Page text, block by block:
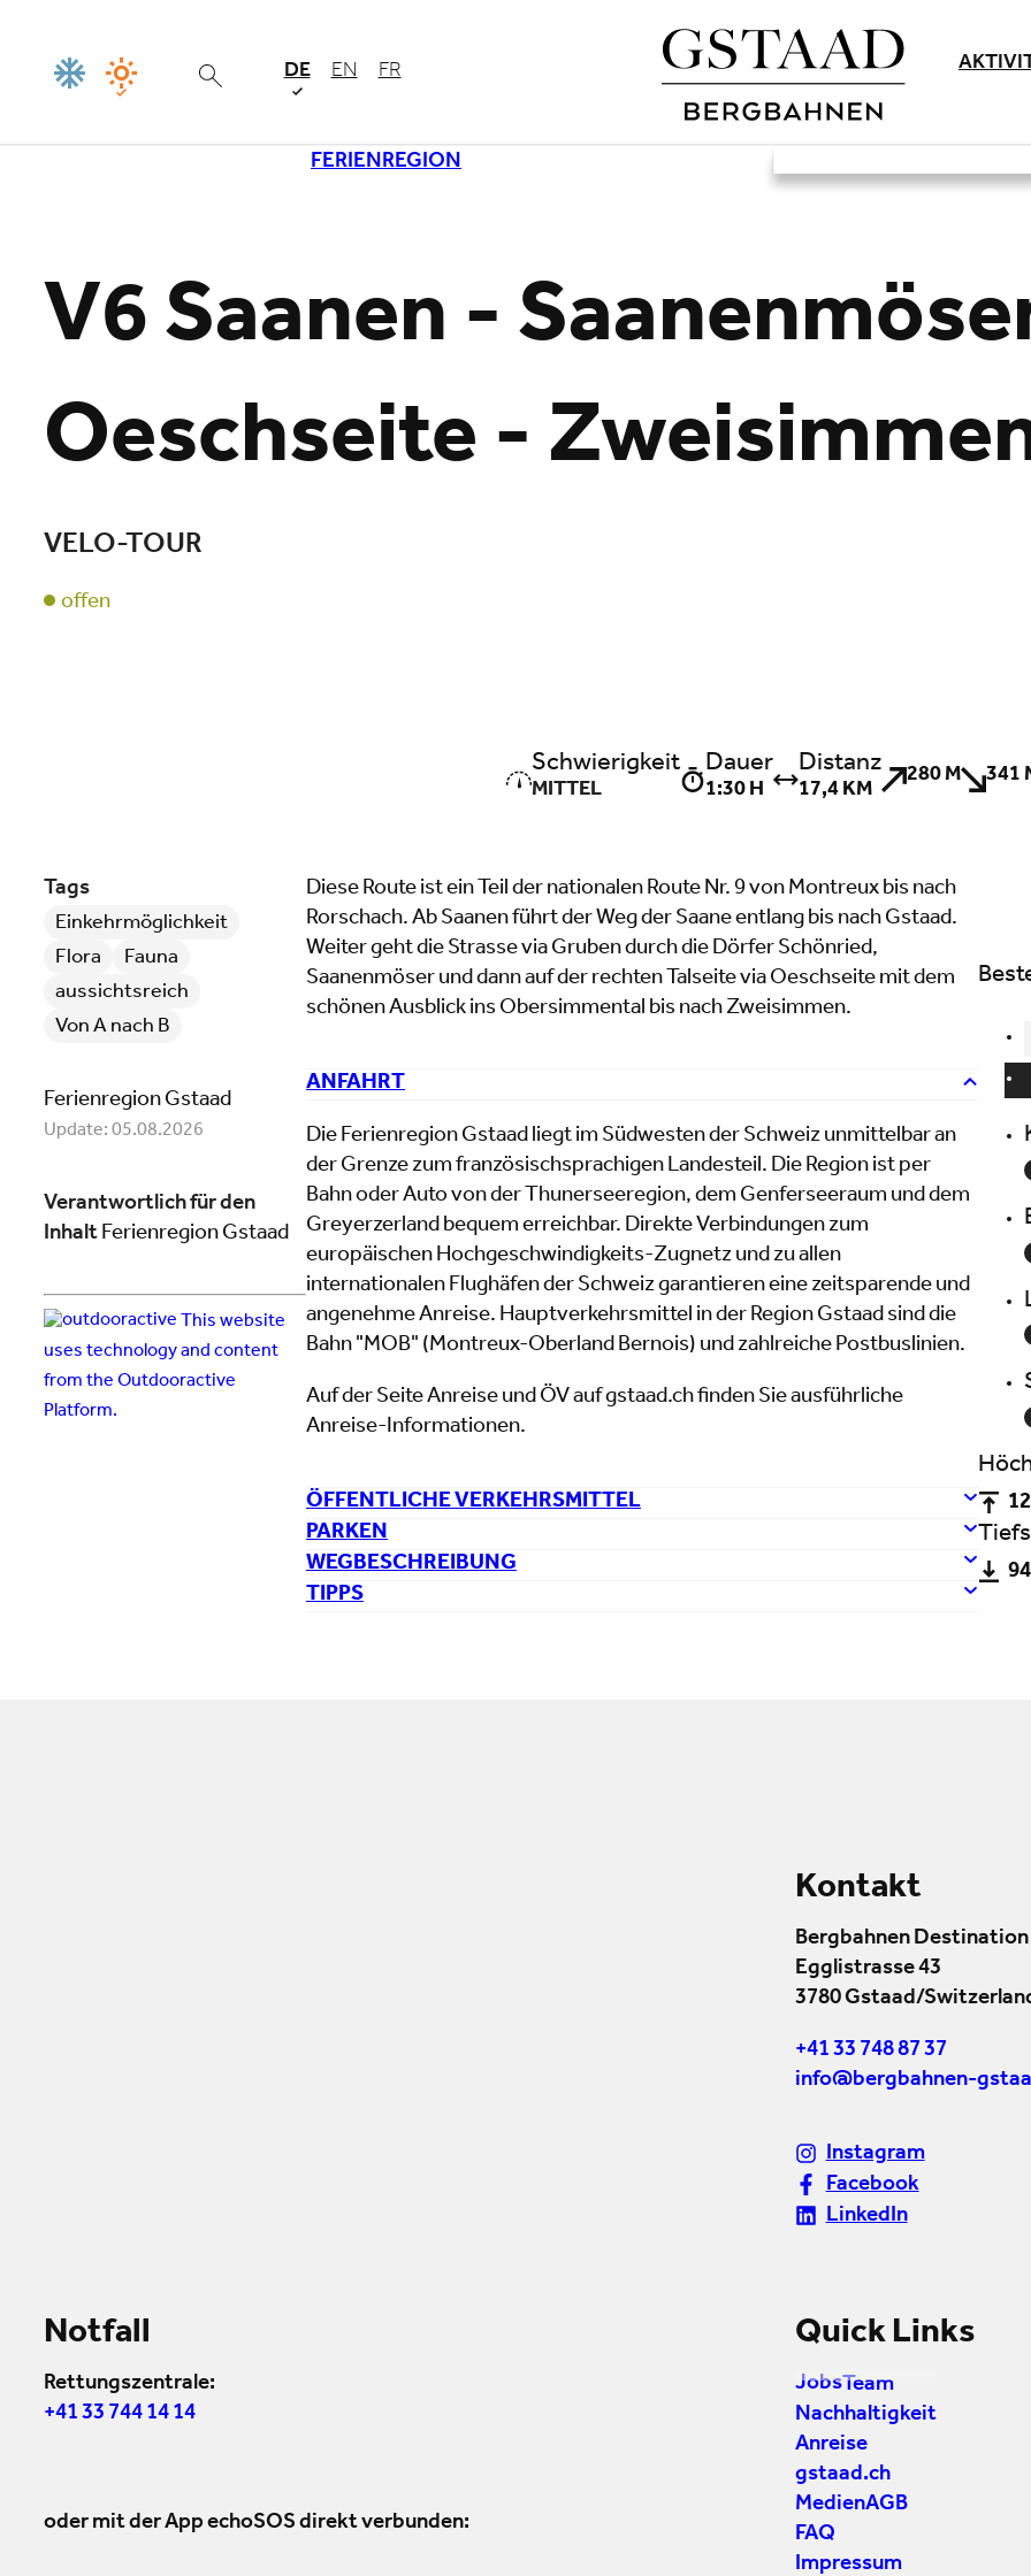
DE EN FR
FERIENREGION
V6 Saanen -
Oeschseite -
VELO-TOUR
offen
Schwierigkeit
MITTEL
Dauer
1:30 H
Distanz
17,4 KM
280 M 341
Tags
Einkehrmöglichkeit
Flora
Fauna
aussichtsreich
Von A nach B
Ferienregion Gstaad
Update: 05.08.2026
Verantwortlich für den
Inhalt Ferienregion Gstaad
This website
uses technology and content
from the Outdooractive
Platform.
Diese Route ist ein Teil der nationalen Route Nr. 9 von Montreux bis nach
Rorschach. Ab Saanen führt der Weg der Saane entlang bis nach Gstaad.
Weiter geht die Strasse via Gruben durch die Dörfer Schönried,
Saanenmöser und dann auf der rechten Talseite via Oeschseite mit dem
schönen Ausblick ins Obersimmental bis nach Zweisimmen.
ANFAHRT
Die Ferienregion Gstaad liegt im Südwesten der Schweiz unmittelbar an
der Grenze zum französischsprachigen Landesteil. Die Region ist per
Bahn oder Auto von der Thunerseeregion, dem Genferseeraum und dem
Greyerzerland bequem erreichbar. Direkte Verbindungen zum
europäischen Hochgeschwindigkeits-Zugnetz und zu allen
internationalen Flughäfen der Schweiz garantieren eine zeitsparende und
angenehme Anreise. Hauptverkehrsmittel in der Region Gstaad sind die
Bahn "MOB" (Montreux-Oberland Bernois) und zahlreiche Postbuslinien.
Auf der Seite Anreise und ÖV auf gstaad.ch finden Sie ausführliche
Anreise-Informationen.
ÖFFENTLICHE VERKEHRSMITTEL
PARKEN
WEGBESCHREIBUNG
TIPPS
Kontakt
Bergbahnen Destination
Egglistrasse 43
3780 Gstaad/
+41 33 748 87 37
info@bergbahnen-
Instagram
Facebook
LinkedIn
Notfall
Rettungszentrale:
+41 33 744 14 14
oder mit der App echoSOS direkt verbunden:
Quick Links
Jobs Team
Nachhaltigkeit
Anreise
gstaad.ch
MedienAGB
FAQ
Impressum